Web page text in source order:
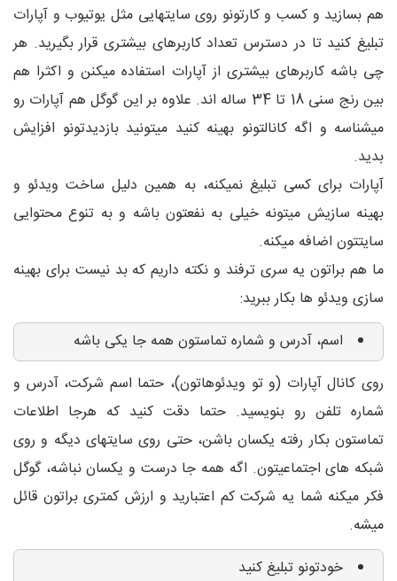
هم بسازید و کسب و کارتونو روی سایتهایی مثل یوتیوب و آپارات
تبلیغ کنید تا در دسترس تعداد کاربرهای بیشتری قرار بگیرید. هر
چی باشه کاربرهای بیشتری از آپارات استفاده میکنن و اکثرا هم
بین رنج سنی 18 تا 34 ساله اند. علاوه بر این گوگل هم آپارات رو
میشناسه و اگه کانالتونو بهینه کنید میتونید بازدیدتونو افزایش
بدید.
آپارات برای کسی تبلیغ نمیکنه، به همین دلیل ساخت ویدئو و
بهینه سازیش میتونه خیلی به نفعتون باشه و به تنوع محتوایی
سایتتون اضافه میکنه.
ما هم براتون یه سری ترفند و نکته داریم که بد نیست برای بهینه
سازی ویدئو ها بکار ببرید:
اسم، آدرس و شماره تماستون همه جا یکی باشه
روی کانال آپارات (و تو ویدئوهاتون)، حتما اسم شرکت، آدرس و
شماره تلفن رو بنویسید. حتما دقت کنید که هرجا اطلاعات
تماستون بکار رفته یکسان باشن، حتی روی سایتهای دیگه و روی
شبکه های اجتماعیتون. اگه همه جا درست و یکسان نباشه، گوگل
فکر میکنه شما یه شرکت کم اعتبارید و ارزش کمتری براتون قائل
میشه.
خودتونو تبلیغ کنید